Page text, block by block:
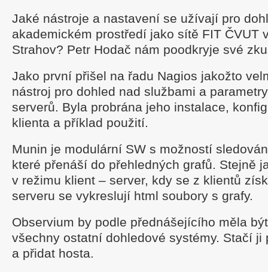
Jaké nástroje a nastavení se užívají pro
akademickém prostředí jako sítě FIT ČVUT
Strahov? Petr Hodač nám poodkryje své
Jako první přišel na řadu Nagios jakožto
nástroj pro dohled nad službami a
serverů. Byla probrána jeho instalace,
klienta a příklad použití.
Munin je modulární SW s možností
které přenáší do přehledných grafů. Stejně
v režimu klient – server, kdy se z klientů
serveru se vykreslují html soubory s grafy.
Observium by podle přednášejícího měla
všechny ostatní dohledové systémy. Stačí ji
a přidat hosta.